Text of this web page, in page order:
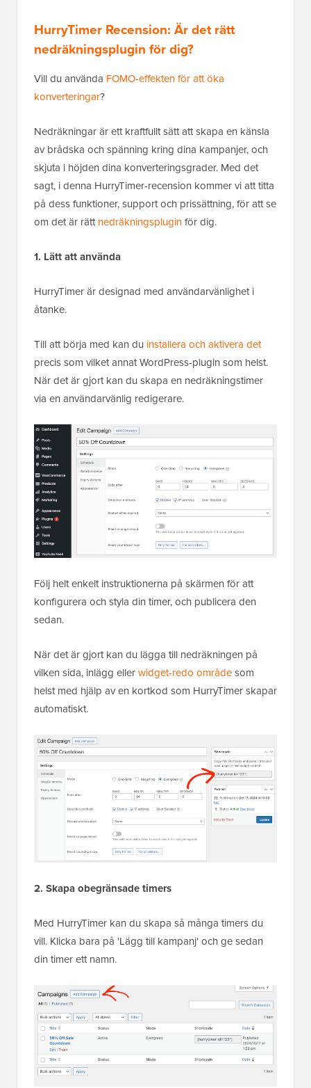
HurryTimer Recension: Är det rätt
nedräkningsplugin för dig?
Vill du använda FOMO-effekten för att öka
konverteringar?
Nedräkningar är ett kraftfullt sätt att skapa en känsla
av brådska och spänning kring dina kampanjer, och
skjuta i höjden dina konverteringsgrader. Med det
sagt, i denna HurryTimer-recension kommer vi att titta
på dess funktioner, support och prissättning, för att se
om det är rättnedräkningspluginför dig.
1. Lätt att använda
HurryTimer är designad med användarvänlighet i
åtanke.
Till att börja med kan du installera och aktivera det
precis som vilket annat WordPress-plugin som helst.
När det är gjort kan du skapa en nedräkningstimer
via en användarvänlig redigerare.
Följ helt enkelt instruktionerna på skärmen för att
konfigurera och styla din timer, och publicera den
sedan.
När det är gjort kan du lägga till nedräkningen på
vilken sida, inlägg ellerwidget-redo områdesom
helst med hjälp av en kortkod som HurryTimer skapar
automatiskt.
2. Skapa obegränsade timers
Med HurryTimer kan du skapa så många timers du
vill. Klicka bara på 'Lägg till kampanj' och ge sedan
din timer ett namn.